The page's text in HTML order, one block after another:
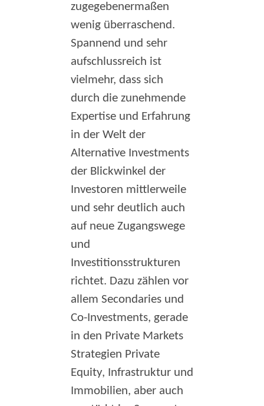
zugegebenermaßen
wenig überraschend.
Spannend und sehr
aufschlussreich ist
vielmehr, dass sich
durch die zunehmende
Expertise und Erfahrung
in der Welt der
Alternative Investments
der Blickwinkel der
Investoren mittlerweile
und sehr deutlich auch
auf neue Zugangswege
und
Investitionsstrukturen
richtet. Dazu zählen vor
allem Secondaries und
Co-Investments, gerade
in den Private Markets
Strategien Private
Equity, Infrastruktur und
Immobilien, aber auch